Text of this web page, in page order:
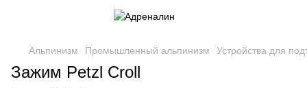
Альпинизм Промышленный альпинизм Устройства для
Зажим Petzl Croll